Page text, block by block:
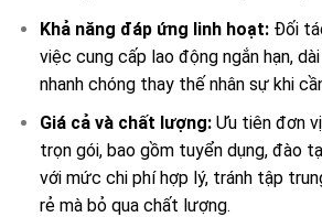
Khả năng đáp ứng linh hoạt:Đối
việc cung cấp lao động ngắn hạn,
nhanh chóng thay thế nhân sự khi
Giá cả và chất lượng: Ưu tiên đơn
trọn gói, bao gồm tuyển dụng, đào
với mức chi phí hợp lý, tránh tập
rẻ mà bỏ qua chất lượng.